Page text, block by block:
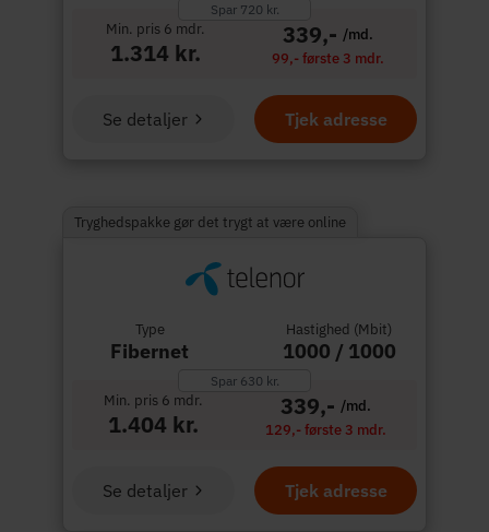
Spar 720 kr.
Min. pris 6 mdr.
1.314 kr.
339,- /md.
99,- første 3 mdr.
Tjek adresse
Se detaljer
Tryghedspakke gør det trygt at være online
Type
Fibernet
Hastighed (Mbit)
1000 / 1000
Spar 630 kr.
Min. pris 6 mdr.
1.404 kr.
339,- /md.
129,- første 3 mdr.
Tjek adresse
Se detaljer